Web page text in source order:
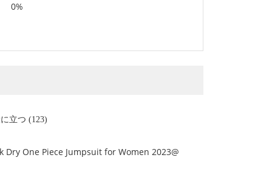
0%
立つ (123)
One Piece Jumpsuit for Women 2023@